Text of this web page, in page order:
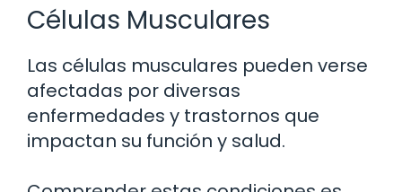
Células Musculares
Las células musculares pueden verse
afectadas por diversas
enfermedades y trastornos que
impactan su función y salud.